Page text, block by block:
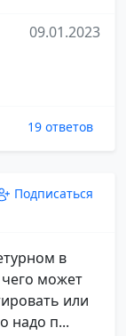
09.01.2023
19 ответов
Подписаться
в
чего может
или
надо п...